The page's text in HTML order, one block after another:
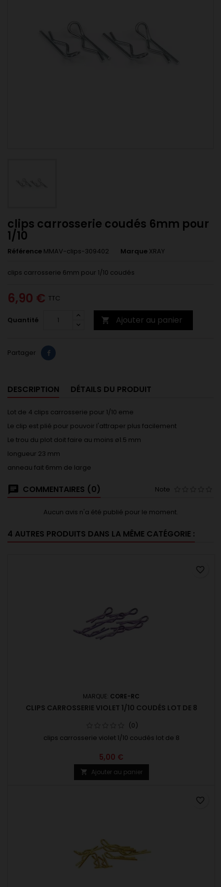
clips carrosserie coudés 6mm pour
1/10
Référence MMAV-clips-309402 Marque XRAY
clips carrosserie 6mm pour 1/10 coudés
6,90 € TTC
Quantité  Ajouter au panier
Partager
DESCRIPTION DÉTAILS DU PRODUIT
Lot de 4 clips carrosserie pour 1/10 eme
Le clip est plié pour pouvoir l'attraper plus facilement
Le trou du plot doit faire au moins ø1.5 mm
longueur 23 mm
anneau fait 6mm de large
COMMENTAIRES (0) Note
Aucun avis n'a été publié pour le moment.
4 AUTRES PRODUITS DANS LA MÊME CATÉGORIE :
MARQUE: CORE-RC
CLIPS CARROSSERIE VIOLET 1/10 COUDÉS LOT DE 8
(0)
clips carrosserie violet 1/10 coudés lot de 8
5,00 €
 Ajouter au panier
favorite_border
favorite_border